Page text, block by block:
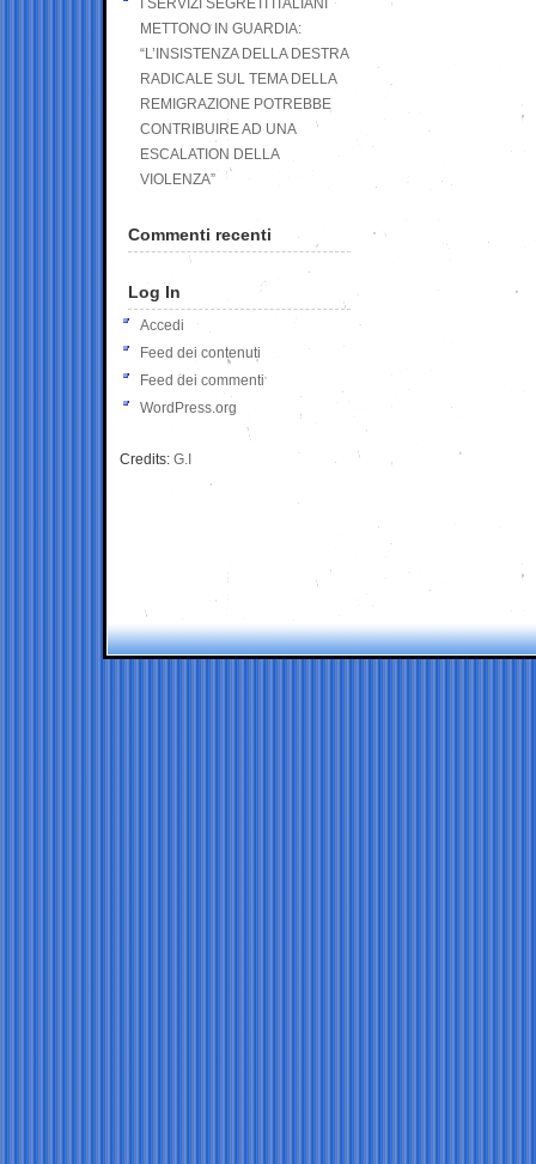
I SERVIZI SEGRETI ITALIANI
METTONO IN GUARDIA:
“L’INSISTENZA DELLA DESTRA
RADICALE SUL TEMA DELLA
REMIGRAZIONE POTREBBE
CONTRIBUIRE AD UNA
ESCALATION DELLA
VIOLENZA”
Commenti recenti
Log In
Accedi
Feed dei contenuti
Feed dei commenti
WordPress.org
Credits: G.I